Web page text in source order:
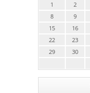
1
2
8
9
15
16
22
23
29
30